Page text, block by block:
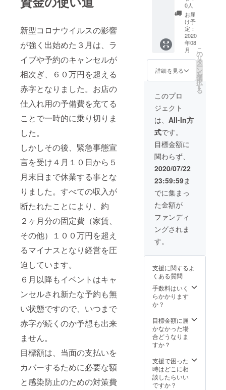
新型コロナウイルスの影響
が強く出始めた３月は、ラ
イブや予約のキャンセルが
相次ぎ、６０万円を超える
赤字となりました。お店の
仕入れ用の予備費を充てる
ことで一時的に乗り切りま
した。
しかしその後、緊急事態宣
言を受け４月１０日から５
月末日まで休業する事とな
りました。すべての収入が
断たれたことにより、約
２ヶ月分の固定費（家賃、
その他）１００万円を超え
るマイナスとなり経営を圧
迫しています。
６月以降もイベントはキャ
ンセルされ新たな予約も無
い状態ですので、いつまで
赤字が続くのか予想も出来
ません。
目標額は、当面の支払いを
カバーするために必要な額
と感染防止のための対策費
上乗せ
して、
ご支援
頂けま
すと大
変あり
がたい
です。
日時は
出来る
範囲で
ご希望
に添え
るよう
に調整
いたし
ます。
場合は
備考欄
にお書
きくだ
さい。
ご支援
をして
いただ
く際に
『上乗
せ支
援』を
するこ
とがで
きま
す。ご
都合許
す場合
の額に
上乗せ
して、
ご支援
頂けま
すと大
です。
やイベ
ント会
場とし
て。仲
間同士
で飲食
持ち込
みの
パー
ティー
などご
自由に
お使い
いただ
けま
す。 ご
希望が
あれば
店内で
の飲食
の提供
も致し
ます。
日時は
出来る
範囲で
ご希望
に添え
るよう
ます。
がある
場合は
備考欄
にお書
きくだ
ご支援
をして
いただ
く際に
せ支
援』を
するこ
とがで
等へ
の、
『出張
音響一
式』 打
合せか
ら音響
セッ
ティン
グ、オ
ペレー
ション
から撤
収ま
で、全
て込々
のプラ
ンで
す。
セッ
ティン
グから
撤収ま
での時
間は、
おおよ
そ７時
間程度
を予定
が、も
お時間
が必要
な場合
はなん
でもお
ご相談
くださ
い。 大
規模・
のプラ
ン、遠
方から
のご依
0人
お届
け予
定：
2020
年08
月
詳細を見る
こ
の
リ
タ
ー
ン
を
選
択
す
る
このプロ
ジェクト
は、 All-In方
式です。
目標金額に
関わらず、
2020/07/22
23:59:59ま
でに集まっ
た金額が
ファンディ
ングされま
す。
支援に関するよ
くある質問
手数料はいく
らかかります
か？
目標金額に届
かなかった場
合どうなりま
すか？
支援で困った
時はどこに相
談したらいい
ですか？